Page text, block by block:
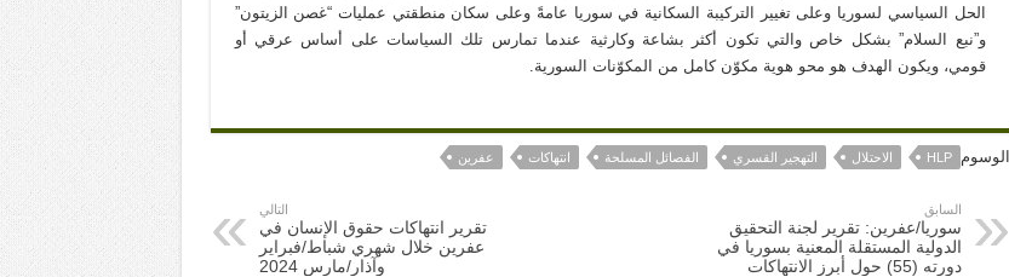
الحل السياسي لسوريا وعلى تغيير التركيبة السكانية في سوريا عامةً وعلى سكان منطقتي عمليات “غصن الزيتون”
و”نبع السلام” بشكل خاص والتي تكون أكثر بشاعة وكارثية عندما تمارس تلك السياسات على أساس عرقي أو
قومي، ويكون الهدف هو محو هوية مكوّن كامل من المكوّنات السورية.
الوسوم HLP الاحتلال التهجير القسري الفصائل المسلحة انتهاكات عفرين
السابق
سوريا/عفرين: تقرير لجنة التحقيق
الدولية المستقلة المعنية بسوريا في
دورته (55) حول أبرز الانتهاكات
التالي
تقرير انتهاكات حقوق الإنسان في
عفرين خلال شهري شباط/فبراير
وآذار/مارس 2024